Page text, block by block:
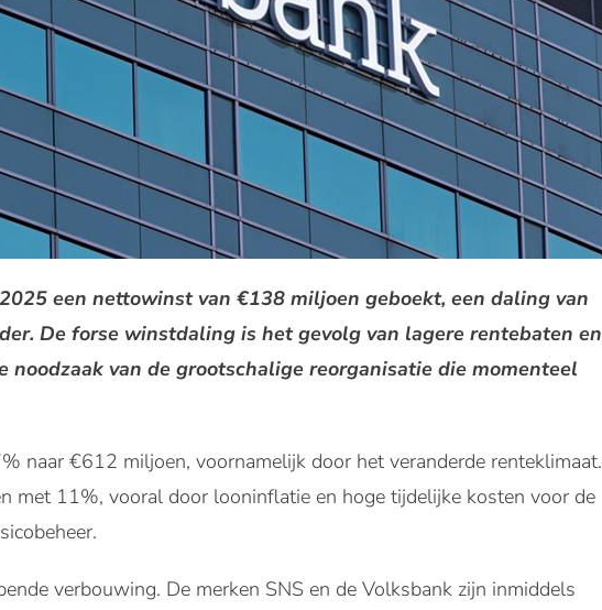
een nettowinst van €138 miljoen geboekt, een daling van
De forse winstdaling is het gevolg van lagere rentebaten en
van de grootschalige reorganisatie die momenteel
naar €612 miljoen, voornamelijk door het veranderde renteklimaat.
met 11%, vooral door looninflatie en hoge tijdelijke kosten voor de
verbouwing. De merken SNS en de Volksbank zijn inmiddels